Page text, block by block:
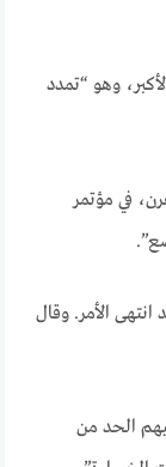
وهو “تمدد
في مؤتمر
انتهى الأمر. وقال
الحد من